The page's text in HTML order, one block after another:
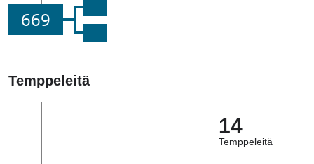
669
Temppeleitä
14
Temppeleitä